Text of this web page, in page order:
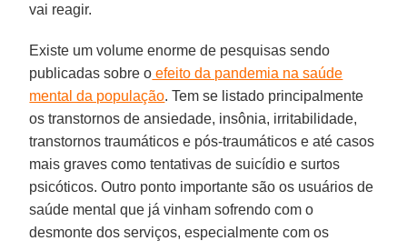
vai reagir.
Existe um volume enorme de pesquisas sendo
publicadas sobre o efeito da pandemia na saúde
mental da população. Tem se listado principalmente
os transtornos de ansiedade, insônia, irritabilidade,
transtornos traumáticos e pós-traumáticos e até casos
mais graves como tentativas de suicídio e surtos
psicóticos. Outro ponto importante são os usuários de
saúde mental que já vinham sofrendo com o
desmonte dos serviços, especialmente com os